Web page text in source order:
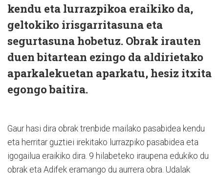
kendu eta lurrazpikoa eraikiko da,
geltokiko irisgarritasuna eta
segurtasuna hobetuz. Obrak irauten
duen bitartean ezingo da aldirietako
aparkalekuetan aparkatu, hesiz itxita
egongo baitira.
Gaur hasi dira obrak trenbide mailako pasabidea kendu
eta herritar guztiei irekitako lurrazpiko pasabidea eta
igogailua eraikiko dira. 9 hilabeteko iraupena edukiko du
obrak eta Adifek eramango du aurrera obra. Udalak